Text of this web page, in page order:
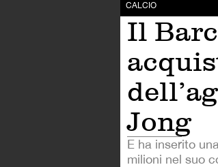
CALCIO
Il
Jong
E ha inserito
milioni nel suo